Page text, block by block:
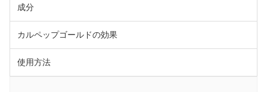
成分
カルペップゴールドの効果
使用方法